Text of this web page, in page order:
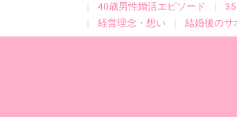
40歳男性婚活エピソード
経営理念・想い 結婚後のサ